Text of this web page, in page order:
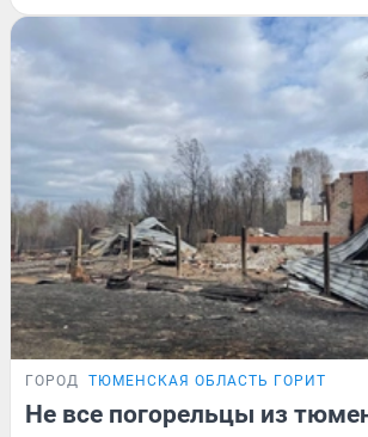
ГОРОД ТЮМЕНСКАЯ ОБЛАСТЬ ГОРИТ
Не все погорельцы из